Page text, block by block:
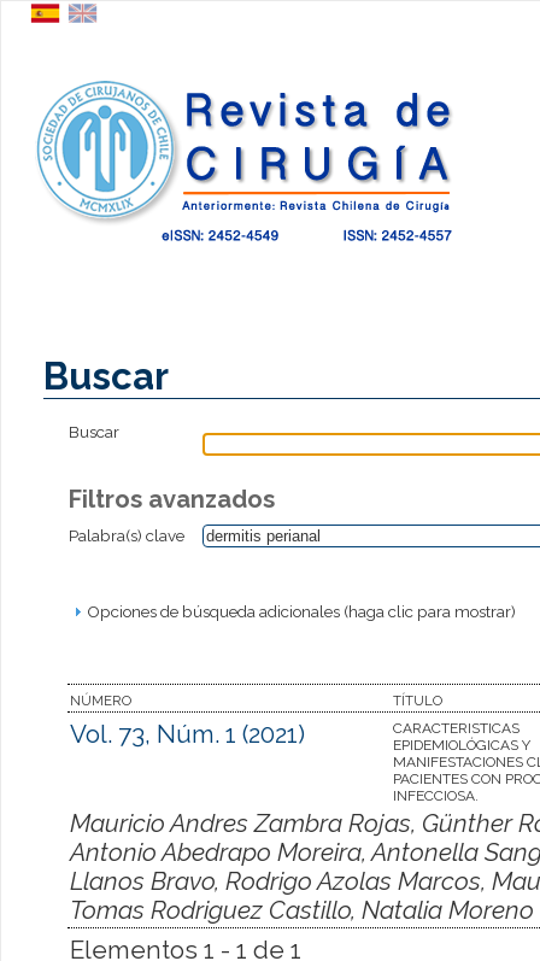
Buscar
Buscar
Filtros avanzados
Palabra(s) clave
Opciones de búsqueda adicionales (haga clic para mostrar)
NÚMERO TÍTULO
Vol. 73, Núm. 1 (2021)
CARACTERISTICAS
EPIDEMIOLÓGICAS Y
MANIFESTACIONES
PACIENTES CON
INFECCIOSA.
Mauricio Andres Zambra Rojas, Günther
Antonio Abedrapo Moreira, Antonella
Llanos Bravo, Rodrigo Azolas Marcos,
Tomas Rodriguez Castillo, Natalia
Elementos 1 - 1 de 1